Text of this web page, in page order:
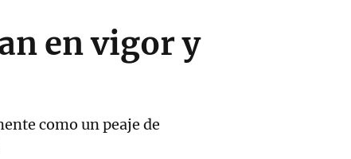
en vigor y
como un peaje de